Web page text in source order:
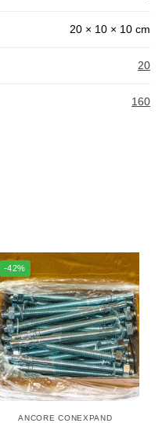
20 × 10 × 10 cm
20
160
-42%
ANCORE CONEXPAND